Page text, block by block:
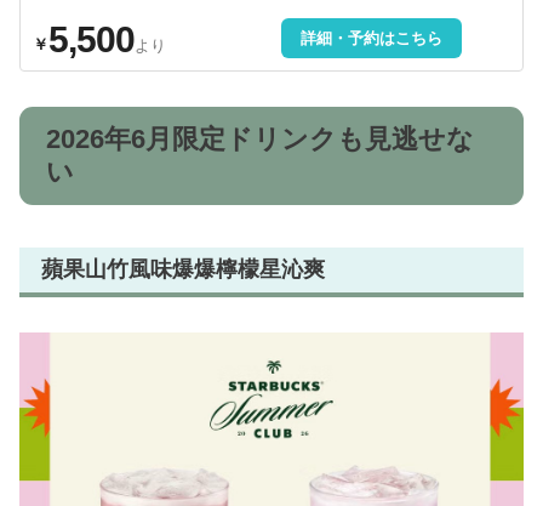
￥ 5,500より 詳細・予約はこちら
2026年6月限定ドリンクも見逃せな
い
蘋果山竹風味爆爆檸檬星沁爽